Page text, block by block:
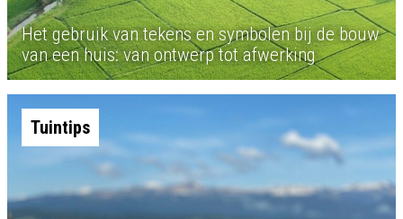
Het gebruik van tekens en symbolen bij de bouw
van een huis: van ontwerp tot afwerking
Tuintips